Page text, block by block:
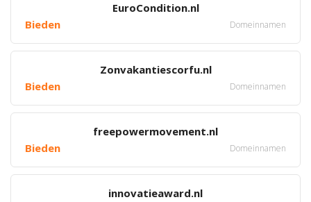
EuroCondition.nl
Bieden
Domeinnamen
Zonvakantiescorfu.nl
Bieden
Domeinnamen
freepowermovement.nl
Bieden
Domeinnamen
innovatieaward.nl